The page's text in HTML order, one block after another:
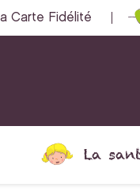
Carte Fidélité
La